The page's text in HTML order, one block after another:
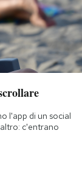
l'app di un social
c'entrano